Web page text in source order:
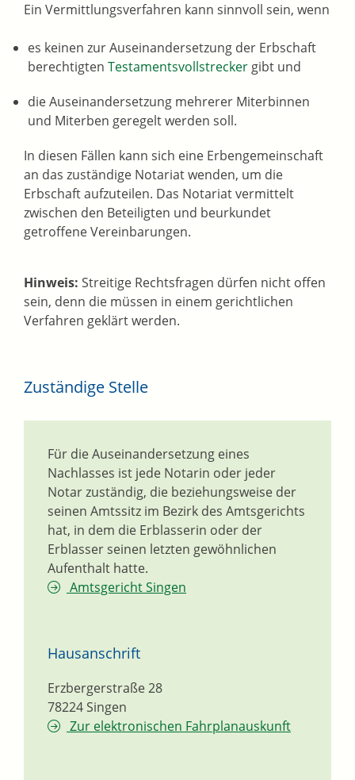
Ein Vermittlungsverfahren kann sinnvoll sein, wenn
es keinen zur Auseinandersetzung der Erbschaft
berechtigten Testamentsvollstrecker gibt und
die Auseinandersetzung mehrerer Miterbinnen
und Miterben geregelt werden soll.
In diesen Fällen kann sich eine Erbengemeinschaft
an das zuständige Notariat wenden, um die
Erbschaft aufzuteilen. Das Notariat vermittelt
zwischen den Beteiligten und beurkundet
getroffene Vereinbarungen.
Hinweis: Streitige Rechtsfragen dürfen nicht offen
sein, denn die müssen in einem gerichtlichen
Verfahren geklärt werden.
Zuständige Stelle
Für die Auseinandersetzung eines
Nachlasses ist jede Notarin oder jeder
Notar zuständig, die beziehungsweise der
seinen Amtssitz im Bezirk des Amtsgerichts
hat, in dem die Erblasserin oder der
Erblasser seinen letzten gewöhnlichen
Aufenthalt hatte.
Amtsgericht Singen
Hausanschrift
Erzbergerstraße 28
78224Singen
Zur elektronischen Fahrplanauskunft